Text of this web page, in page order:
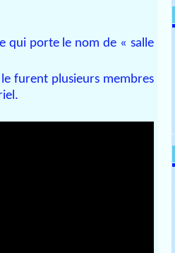
qui porte le nom de « salle
furent plusieurs membres